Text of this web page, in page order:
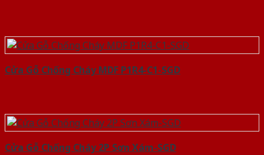
Cửa Gỗ Chống Cháy MDF P1R4-C1-SGD
Cửa Gỗ Chống Cháy 2P Sơn Xám-SGD